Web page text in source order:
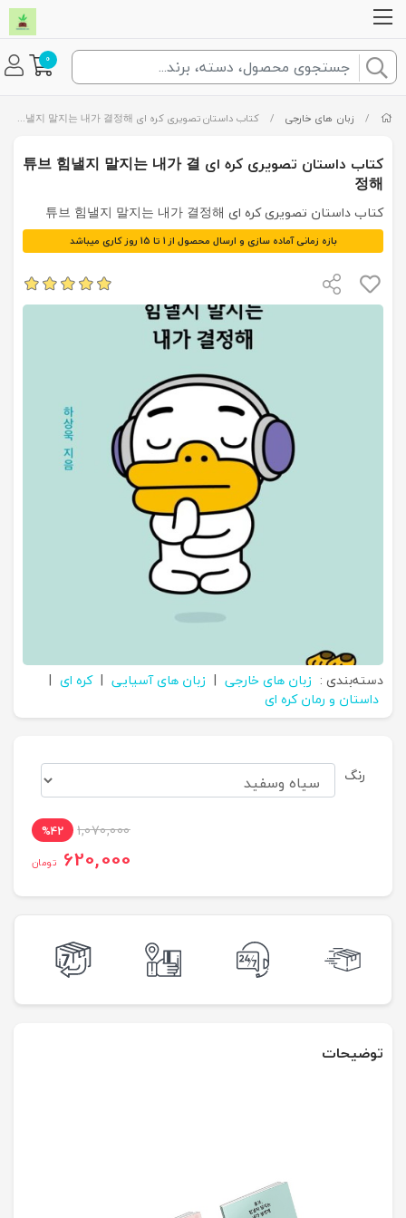
0
/ زبان های خارجی / کتاب داستان تصویری کره ای 튜브 힘낼지 말지는 내가 결정해
کتاب داستان تصویری کره ای 튜브 힘낼지 말지는 내가 결
정해
کتاب داستان تصویری کره ای 튜브 힘낼지 말지는 내가 결정해
بازه زمانی آماده سازی و ارسال محصول از 1 تا 15 روز کاری میباشد
دسته‌بندی : زبان های خارجی | زبان های آسیایی | کره ای |
داستان و رمان کره ای
رنگ
1,070,000
%42
620,000 تومان
توضیحات